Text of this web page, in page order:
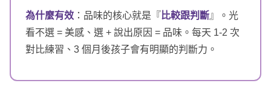
為什麼有效 ：品味的核心就是『 比較跟判斷』。光
看不選 = 美感、選 + 說出原因 = 品味。每天 1-2 次
對比練習、3 個月後孩子會有明顯的判斷力。